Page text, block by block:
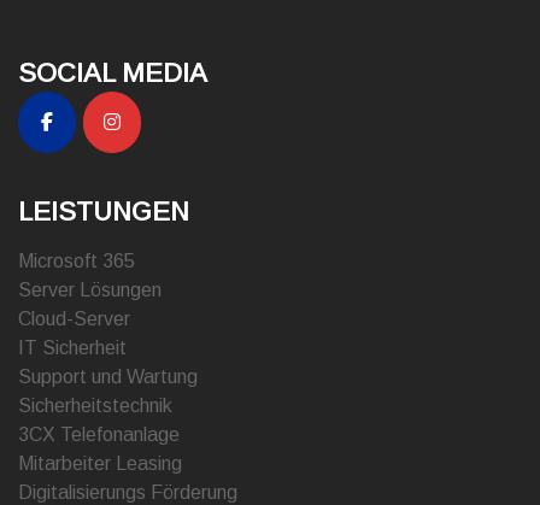
SOCIAL MEDIA
LEISTUNGEN
Microsoft 365
Server Lösungen
Cloud-Server
IT Sicherheit
Support und Wartung
Sicherheitstechnik
3CX Telefonanlage
Mitarbeiter Leasing
Digitalisierungs Förderung